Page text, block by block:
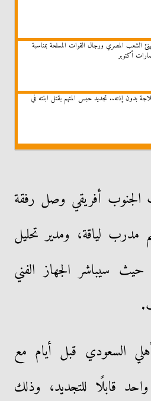
الشعب المصري ورجال القوات المسلحة بمناسبة
أكتوبر
بدون إذنه.. تجديد حبس المتهم بقتل ابنته في
أفريقي وصل رفقة
مدرب لياقة، ومدير تحليل
حيث سيباشر الجهاز الفني
السعودي قبل أيام مع
قابلًا للتجديد، وذلك